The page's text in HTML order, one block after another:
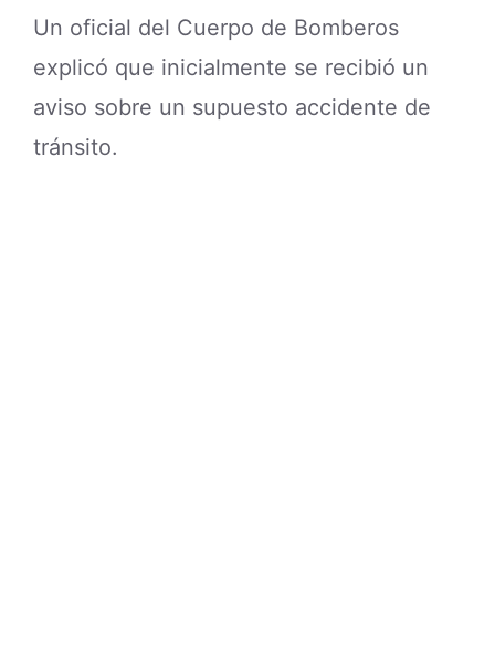
Un oficial del Cuerpo de Bomberos
explicó que inicialmente se recibió un
aviso sobre un supuesto accidente de
tránsito.